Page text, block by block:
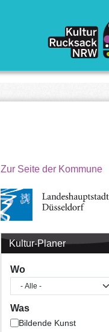
Zur Seite der Kommune
Kultur-Planer
Wo
Was
Bildende Kunst